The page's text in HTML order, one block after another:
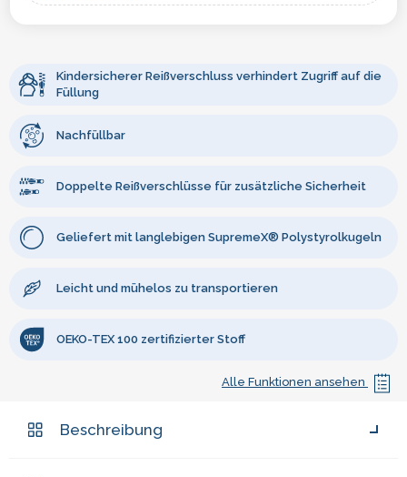
Kindersicherer Reißverschluss verhindert Zugriff auf die
Füllung
Nachfüllbar
Doppelte Reißverschlüsse für zusätzliche Sicherheit
Geliefert mit langlebigen SupremeX® Polystyrolkugeln
Leicht und mühelos zu transportieren
OEKO-TEX 100 zertifizierter Stoff
Alle Funktionen ansehen
Beschreibung